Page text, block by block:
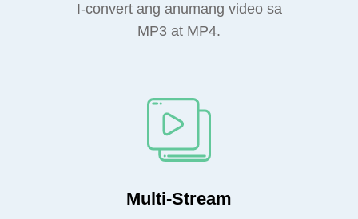
I-convert ang anumang video sa
MP3 at MP4.
Multi-Stream